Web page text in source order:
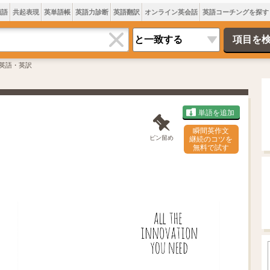
共起表現 英単語帳 英語力診断 英語翻訳 オンライン英会話 英語コーチングを探す
語・英訳
ピン留め
単語を追加
瞬間英作文
継続のコツを
無料で試す